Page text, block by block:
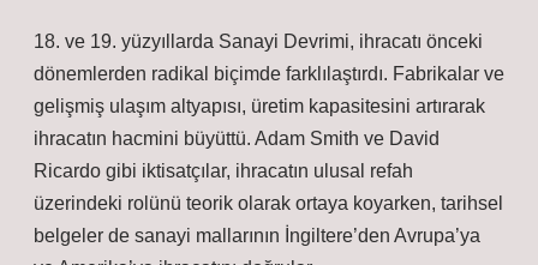
18. ve 19. yüzyıllarda Sanayi Devrimi, ihracatı önceki
dönemlerden radikal biçimde farklılaştırdı. Fabrikalar ve
gelişmiş ulaşım altyapısı, üretim kapasitesini artırarak
ihracatın hacmini büyüttü. Adam Smith ve David
Ricardo gibi iktisatçılar, ihracatın ulusal refah
üzerindeki rolünü teorik olarak ortaya koyarken, tarihsel
belgeler de sanayi mallarının İngiltere’den Avrupa’ya